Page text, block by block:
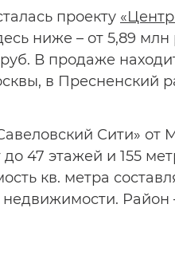
проекту
ниже – от 5,89 млн
В продаже
в Пресненский
Сити» от
47 этажей и 155
кв. метра
недвижимости.